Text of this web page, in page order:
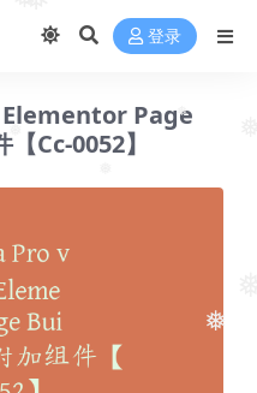
❅
❅
❅
❅
❅ 登录
Page
Cc-0052】